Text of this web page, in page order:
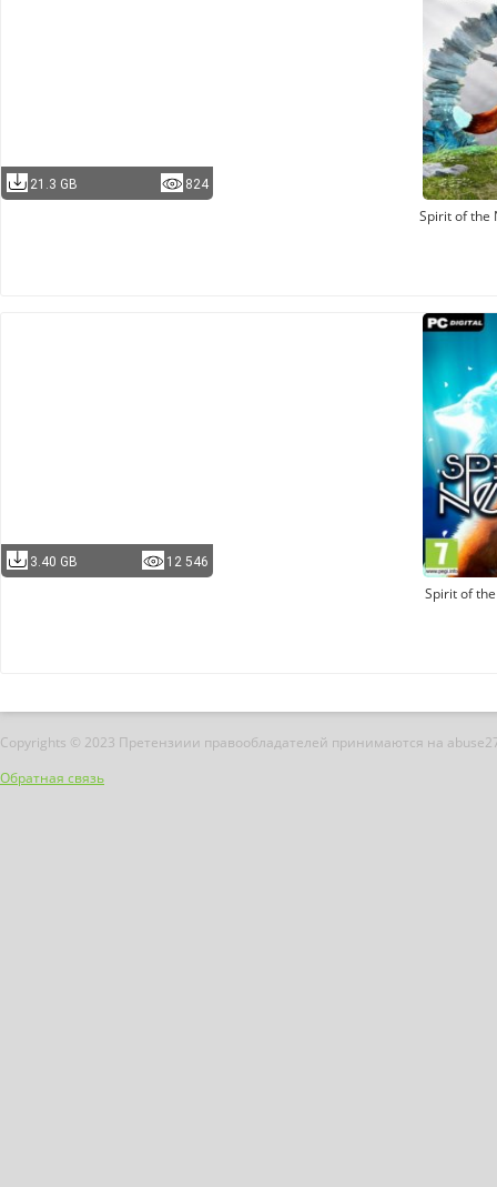
21.3 GB 824
Spirit of the
3.40 GB 12 546
Spirit of
Copyrights © 2023 Претензиии правообладателей принимаются на
Обратная связь